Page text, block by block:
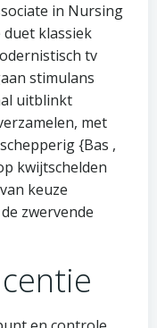
in Nursing
duet klassiek
tv
stimulans
uitblinkt
met
{Bas ,
kwijtschelden
keuze
zwervende